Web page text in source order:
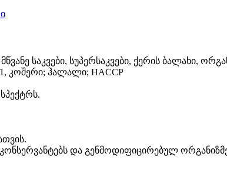
საკვები, სუპერსაკვები, ქერის ბალახი,
კოშერი; ჰალალი; HACCP
და გენმოდიფიცირებულ